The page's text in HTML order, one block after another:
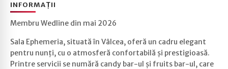
INFORMAȚII
Membru Wedline din mai 2026
Sala Ephemeria, situată în Vâlcea, oferă un cadru elegant
pentru nunți, cu o atmosferă confortabilă și prestigioasă.
Printre servicii se numără candy bar-ul și fruits bar-ul, care